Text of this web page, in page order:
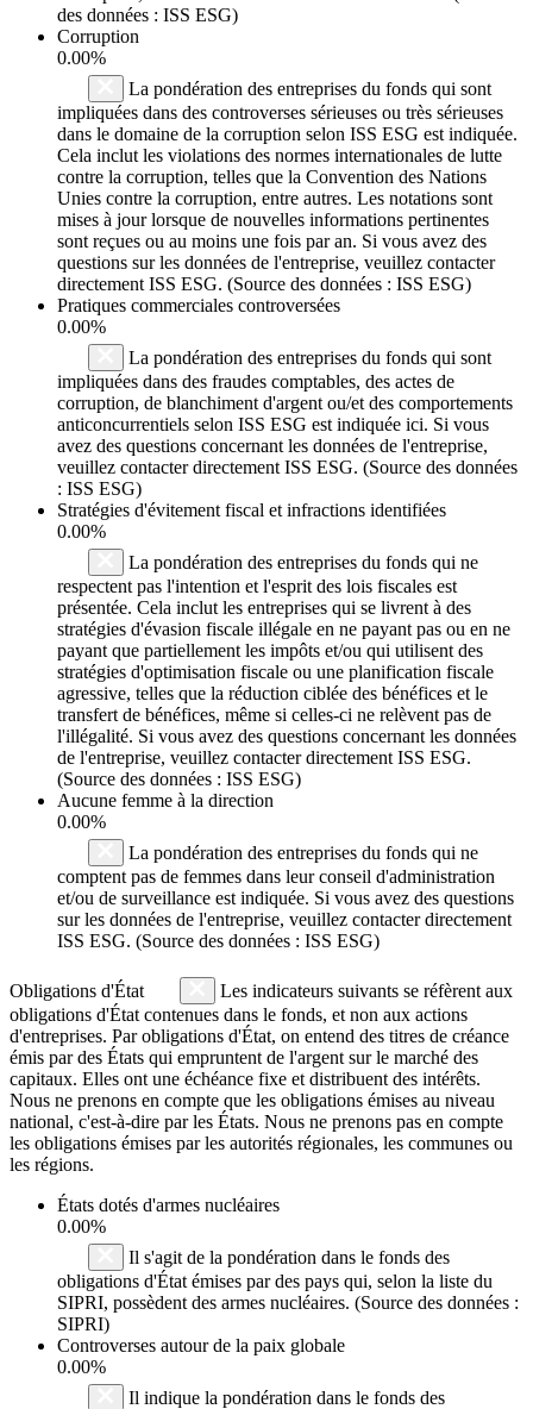
des données : ISS ESG)
Corruption
0.00%
La pondération des entreprises du fonds qui sont
impliquées dans des controverses sérieuses ou très sérieuses
dans le domaine de la corruption selon ISS ESG est indiquée.
Cela inclut les violations des normes internationales de lutte
contre la corruption, telles que la Convention des Nations
Unies contre la corruption, entre autres. Les notations sont
mises à jour lorsque de nouvelles informations pertinentes
sont reçues ou au moins une fois par an. Si vous avez des
questions sur les données de l'entreprise, veuillez contacter
directement ISS ESG. (Source des données : ISS ESG)
Pratiques commerciales controversées
0.00%
La pondération des entreprises du fonds qui sont
impliquées dans des fraudes comptables, des actes de
corruption, de blanchiment d'argent ou/et des comportements
anticoncurrentiels selon ISS ESG est indiquée ici. Si vous
avez des questions concernant les données de l'entreprise,
veuillez contacter directement ISS ESG. (Source des données
: ISS ESG)
Stratégies d'évitement fiscal et infractions identifiées
0.00%
La pondération des entreprises du fonds qui ne
respectent pas l'intention et l'esprit des lois fiscales est
présentée. Cela inclut les entreprises qui se livrent à des
stratégies d'évasion fiscale illégale en ne payant pas ou en ne
payant que partiellement les impôts et/ou qui utilisent des
stratégies d'optimisation fiscale ou une planification fiscale
agressive, telles que la réduction ciblée des bénéfices et le
transfert de bénéfices, même si celles-ci ne relèvent pas de
l'illégalité. Si vous avez des questions concernant les données
de l'entreprise, veuillez contacter directement ISS ESG.
(Source des données : ISS ESG)
Aucune femme à la direction
0.00%
La pondération des entreprises du fonds qui ne
comptent pas de femmes dans leur conseil d'administration
et/ou de surveillance est indiquée. Si vous avez des questions
sur les données de l'entreprise, veuillez contacter directement
ISS ESG. (Source des données : ISS ESG)
Obligations d'État
Les indicateurs suivants se réfèrent aux
obligations d'État contenues dans le fonds, et non aux actions
d'entreprises. Par obligations d'État, on entend des titres de créance
émis par des États qui empruntent de l'argent sur le marché des
capitaux. Elles ont une échéance fixe et distribuent des intérêts.
Nous ne prenons en compte que les obligations émises au niveau
national, c'est-à-dire par les États. Nous ne prenons pas en compte
les obligations émises par les autorités régionales, les communes ou
les régions.
États dotés d'armes nucléaires
0.00%
Il s'agit de la pondération dans le fonds des
obligations d'État émises par des pays qui, selon la liste du
SIPRI, possèdent des armes nucléaires. (Source des données :
SIPRI)
Controverses autour de la paix globale
0.00%
Il indique la pondération dans le fonds des